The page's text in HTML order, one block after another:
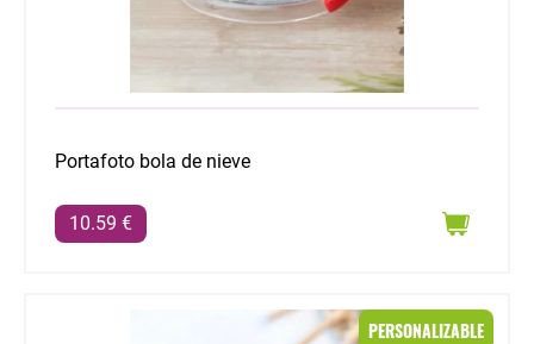
Portafoto bola de nieve
10.59 €
PERSONALIZABLE